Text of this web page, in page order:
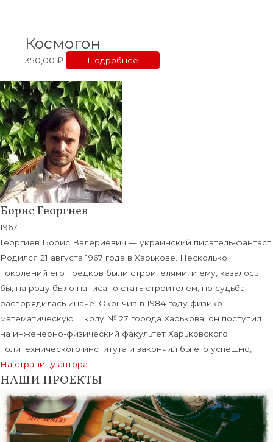
Космогон
350,00₽ Подробнее
Борис Георгиев
1967
Георгиев Борис Валериевич — украинский писатель-фантаст.
Родился 21 августа 1967 года в Харькове. Несколько
поколений его предков были строителями, и ему, казалось
бы, на роду было написано стать строителем, но судьба
распорядилась иначе. Окончив в 1984 году физико-
математическую школу № 27 города Харькова, он поступил
на инженерно-физический факультет Харьковского
политехнического института и закончил бы его успешно,
На страницу автора
НАШИ ПРОЕКТЫ